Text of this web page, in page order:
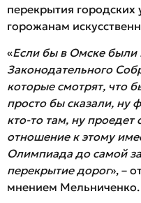
перекрытия городских
горожанам
«Если бы в Омске
Законодательного
которые смотрят, что
просто бы сказали, ну
кто-то там, ну проедет
отношение к этому
Олимпиада до самой
перекрытие дорог», –
мнением Мельниченко.